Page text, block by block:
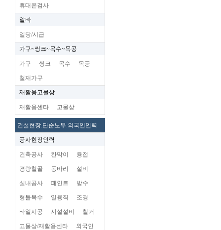
휴대폰검사
알바
일당/시급
가구~씽크~목수~목공
가구 씽크 목수 목공
철재가구
재활용고물상
재활용센타 고물상
건설현장.단순노무.외국인인력
공사현장인력
건축공사 칸막이 용접
경량철골 동바리 설비
실내공사 페인트 방수
형틀목수 일용직 조경
타일시공 시설설비 철거
고물상/재활용센타 외국인